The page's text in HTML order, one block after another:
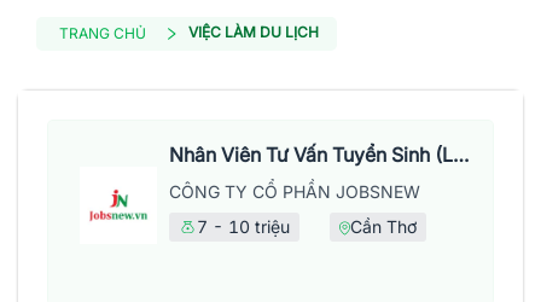
TRANG CHỦ VIỆC LÀM DU LỊCH
Nhân Viên Tư Vấn Tuyển Sinh (Làm Việc Tại Văn Phòng)
CÔNG TY CỔ PHẦN JOBSNEW
7 - 10 triệu
Cần Thơ